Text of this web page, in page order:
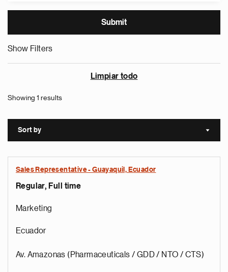
Show Filters
Limpiar todo
Showing 1 results
Sort by Sort
Sales Representative - Guayaquil, Ecuador
Regular, Full time
Marketing
Ecuador
Av. Amazonas (Pharmaceuticals / GDD / NTO / CTS)